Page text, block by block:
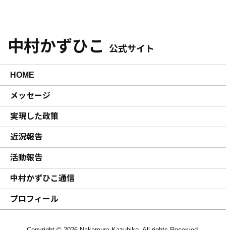
中村かずひこ 公式サイト
HOME
メッセージ
実現した政策
近況報告
活動報告
中村かずひこ通信
プロフィール